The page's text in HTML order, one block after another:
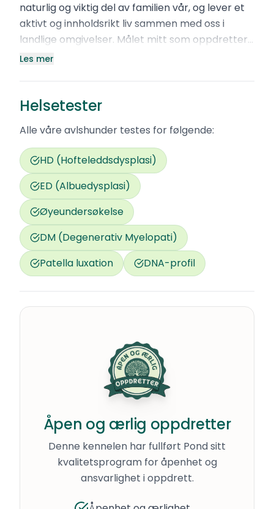
naturlig og viktig del av familien vår, og lever et
aktivt og innholdsrikt liv sammen med oss i
landlige omgivelser. Målet mitt som oppdretter
er å fremme rasetypiske hunder med godt
aktivitet.
Når jeg selger valp, er det viktig for meg å finne
det rette hjemmet – og jeg legger stor vekt på å
bli kjent med valpekjøperne. Jeg stiller krav til
livslang kontakt, fordi jeg bryr meg om hvordan
hundene utvikler seg, og ønsker å være en
støttespiller for nye eiere gjennom hele hundens
liv.
Les mer
Helsetester
Alle våre avlshunder testes for følgende:
HD (Hofteleddsdysplasi)
ED (Albuedysplasi)
Øyeundersøkelse
DM (Degenerativ Myelopati)
Patella luxation
DNA-profil
Åpen og ærlig oppdretter
Denne kennelen har fullført Pond sitt
kvalitetsprogram for åpenhet og
ansvarlighet i oppdrett.